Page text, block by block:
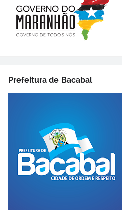
Prefeitura de Bacabal